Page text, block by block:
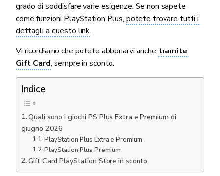
grado di soddisfare varie esigenze. Se non sapete
come funzioni PlayStation Plus,potete trovare tutti i
dettagli a questo link.
Vi ricordiamo che potete abbonarvi anche tramite
Gift Card, sempre in sconto.
Indice
Quali sono i giochi PS Plus Extra e Premium di
giugno 2026
PlayStation Plus Extra e Premium
PlayStation Plus Premium
Gift Card PlayStation Store in sconto